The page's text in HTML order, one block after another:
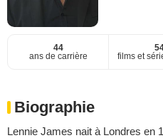
44
ans de carrière
films et
Biographie
Lennie James nait à Londres en